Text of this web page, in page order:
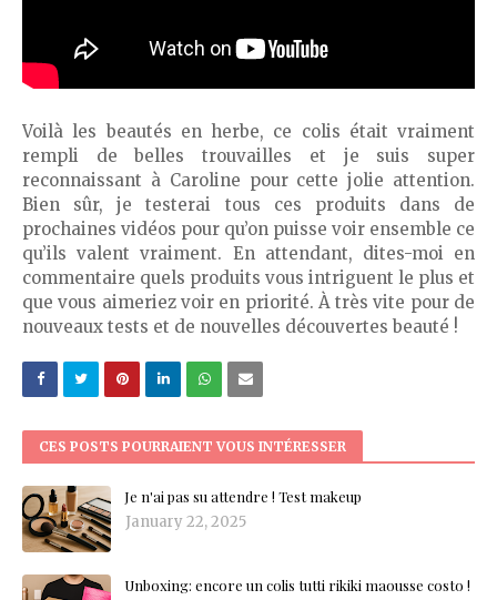
Voilà les beautés en herbe, ce colis était vraiment
rempli de belles trouvailles et je suis super
reconnaissant à Caroline pour cette jolie attention.
Bien sûr, je testerai tous ces produits dans de
prochaines vidéos pour qu’on puisse voir ensemble ce
qu’ils valent vraiment. En attendant, dites-moi en
commentaire quels produits vous intriguent le plus et
que vous aimeriez voir en priorité. À très vite pour de
nouveaux tests et de nouvelles découvertes beauté !
CES POSTS POURRAIENT VOUS INTÉRESSER
Je n'ai pas su attendre ! Test makeup
January 22, 2025
Unboxing: encore un colis tutti rikiki maousse costo !